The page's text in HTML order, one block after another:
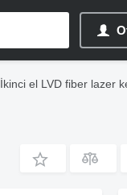
İkinci el LVD fiber lazer